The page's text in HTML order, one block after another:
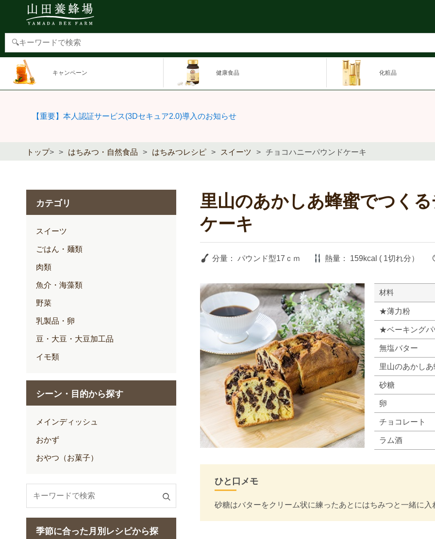
キャンペーン 健康食品 化粧品
【重要】本人認証サービス(3Dセキュア2.0)導入のお知らせ
トップ> はちみつ・自然食品 はちみつレシピ スイーツ チョコハニーパウンドケーキ
里山のあかしあ蜂蜜でつく
ケーキ
分量： パウンド型17ｃｍ 熱量： 159kcal ( 1切れ分）
材料
★薄力粉
★ベーキングパ
無塩バター
里山のあかし
砂糖
卵
チョコレート
ラム酒
ひと口メモ
砂糖はバターをクリーム状に練ったあとにはちみつと一緒に
カテゴリ
スイーツ
ごはん・麺類
肉類
魚介・海藻類
野菜
乳製品・卵
豆・大豆・大豆加工品
イモ類
シーン・目的から探す
メインディッシュ
おかず
おやつ（お菓子）
索
季節に合った月別レシピから探